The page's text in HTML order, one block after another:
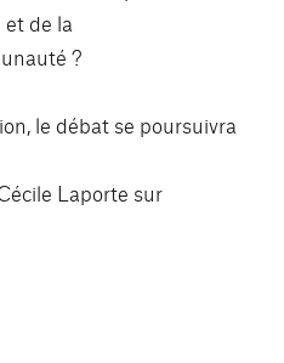
de la
?
le débat se poursuivra
Laporte sur